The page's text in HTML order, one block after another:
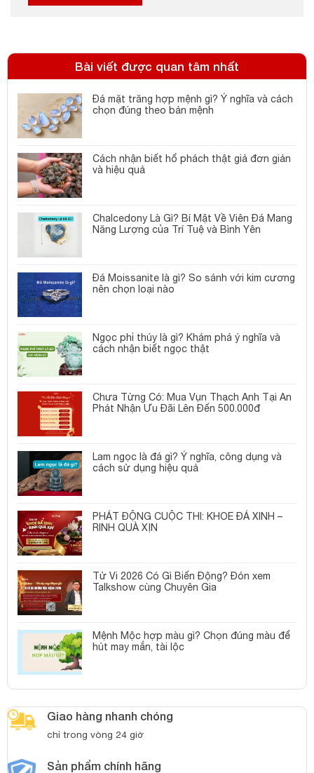
Bài viết được quan tâm nhất
Đá mặt trăng hợp mệnh gì? Ý nghĩa và cách
chọn đúng theo bản mệnh
Cách nhận biết hổ phách thật giả đơn giản
và hiệu quả
Chalcedony Là Gì? Bí Mật Về Viên Đá Mang
Năng Lượng của Trí Tuệ và Bình Yên
Đá Moissanite là gì? So sánh với kim cương
nên chọn loại nào
Ngọc phỉ thúy là gì? Khám phá ý nghĩa và
cách nhận biết ngọc thật
Chưa Từng Có: Mua Vụn Thạch Anh Tại An
Phát Nhận Ưu Đãi Lên Đến 500.000đ
Lam ngọc là đá gì? Ý nghĩa, công dụng và
cách sử dụng hiệu quả
PHÁT ĐỘNG CUỘC THI: KHOE ĐÁ XINH –
RINH QUÀ XỊN
Tử Vi 2026 Có Gì Biến Động? Đón xem
Talkshow cùng Chuyên Gia
Mệnh Mộc hợp màu gì? Chọn đúng màu để
hút may mắn, tài lộc
Giao hàng nhanh chóng
chỉ trong vòng 24 giờ
Sản phẩm chính hãng